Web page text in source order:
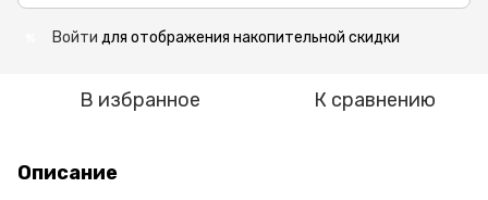
Войти для отображения накопительной скидки
В избранное К сравнению
Описание